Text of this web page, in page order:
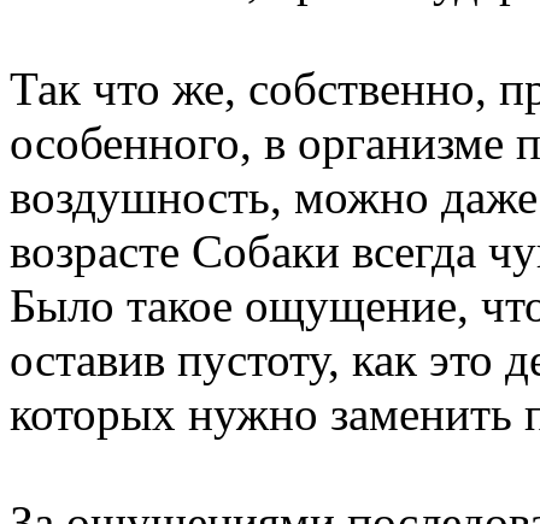
Так что же, собственно,
особенного, в организме
воздушность, можно даже
возрасте Собаки всегда
Было такое ощущение,
оставив пустоту, как
которых нужно заменить